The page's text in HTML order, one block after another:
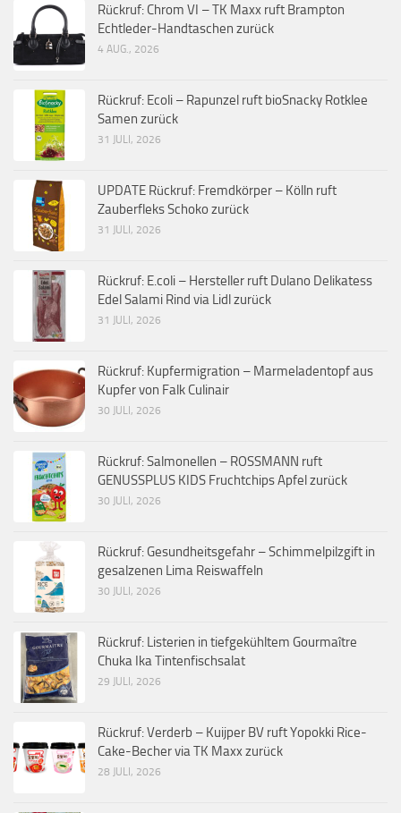
Rückruf: Chrom VI – TK Maxx ruft Brampton
Echtleder-Handtaschen zurück
4 AUG., 2026
Rückruf: Ecoli – Rapunzel ruft bioSnacky Rotklee
Samen zurück
31 JULI, 2026
UPDATE Rückruf: Fremdkörper – Kölln ruft
Zauberfleks Schoko zurück
31 JULI, 2026
Rückruf: E.coli – Hersteller ruft Dulano Delikatess
Edel Salami Rind via Lidl zurück
31 JULI, 2026
Rückruf: Kupfermigration – Marmeladentopf aus
Kupfer von Falk Culinair
30 JULI, 2026
Rückruf: Salmonellen – ROSSMANN ruft
GENUSSPLUS KIDS Fruchtchips Apfel zurück
30 JULI, 2026
Rückruf: Gesundheitsgefahr – Schimmelpilzgift in
gesalzenen Lima Reiswaffeln
30 JULI, 2026
Rückruf: Listerien in tiefgekühltem Gourmaître
Chuka Ika Tintenfischsalat
29 JULI, 2026
Rückruf: Verderb – Kuijper BV ruft Yopokki Rice-
Cake-Becher via TK Maxx zurück
28 JULI, 2026